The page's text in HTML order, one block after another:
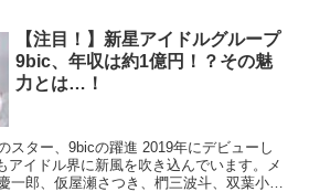
【注目！】新星アイドルグループ
9bic、年収は約1億円！？その魅
力とは…！
スター、9bicの躍進 2019年にデビューし
アイドル界に新風を吹き込んでいます。メ
一郎、仮屋瀬さつき、椚三波斗、双葉小太